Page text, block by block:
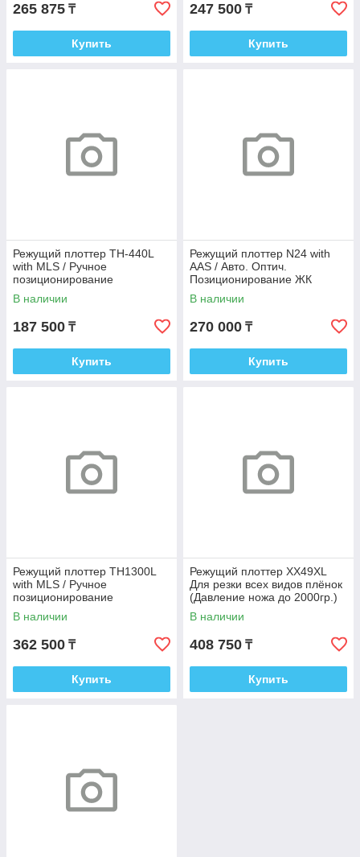
265 875 ₸
Купить
247 500 ₸
Купить
Режущий плоттер TH-440L
with MLS / Ручное
позиционирование
В наличии
187 500 ₸
Купить
Режущий плоттер N24 with
AAS / Авто. Оптич.
Позиционирование ЖК
Дисплей
В наличии
270 000 ₸
Купить
Режущий плоттер TH1300L
with MLS / Ручное
позиционирование
В наличии
362 500 ₸
Купить
Режущий плоттер XX49XL
Для резки всех видов плёнок
(Давление ножа до 2000гр.)
В наличии
408 750 ₸
Купить